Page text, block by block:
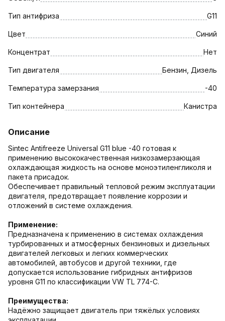
Тип антифриза G11
Цвет Синий
Концентрат Нет
Тип двигателя Бензин, Дизель
Температура замерзания -40
Тип контейнера Канистра
Описание
Sintec Antifreeze Universal G11 blue -40 готовая к
применению высококачественная низкозамерзающая
охлаждающая жидкость на основе моноэтиленгликоля и
пакета присадок.
Обеспечивает правильный тепловой режим эксплуатации
двигателя, предотвращает появление коррозии и
отложений в системе охлаждения.
Применение:
Предназначена к применению в системах охлаждения
турбированных и атмосферных бензиновых и дизельных
двигателей легковых и легких коммерческих
автомобилей, автобусов и другой техники, где
допускается использование гибридных антифризов
уровня G11 по классификации VW TL 774-C.
Преимущества:
Надёжно защищает двигатель при тяжёлых условиях